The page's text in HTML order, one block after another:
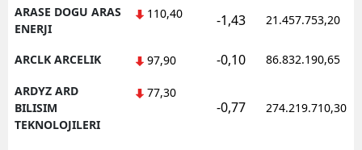
ARASE DOGU ARAS
ENERJI
110,40 -1,43 21.457.753,20
ARCLK ARCELIK 97,90 -0,10 86.832.190,65
ARDYZ ARD
BILISIM
TEKNOLOJILERI
77,30
-0,77 274.219.710,30